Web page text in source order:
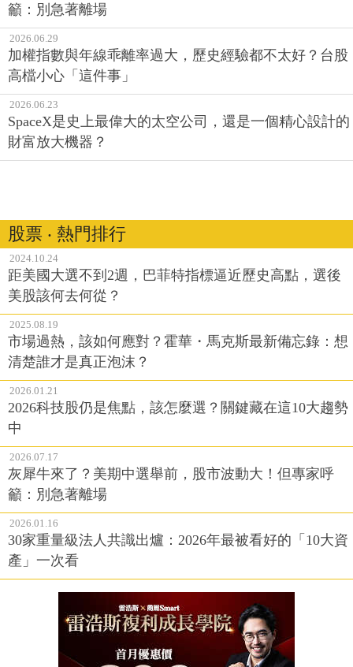
籲：別急著離場
2026.06.29
加權指數與年線乖離率過大，歷史經驗都不太好？台股
高檔小心「這件事」
2026.06.23
SpaceX是史上最偉大的太空公司，還是一個精心設計的
財富放大機器？
股票 ‧ 熱門排行
2024.10.24
距美國大選不到2週，巴菲特指標逼近歷史高點，選後
美股該何去何從？
2025.08.19
市場過熱，該如何應對？霍華・馬克斯最新備忘錄：想
清楚誰才是真正泡沫？
2026.01.21
2026科技股仍是焦點，該怎麼選？關鍵藏在這10大趨勢
中
2026.07.17
灰犀牛來了？美期中選舉前，股市波動大！但專家呼
籲：別急著離場
2026.01.16
30家重量級法人共識出爐：2026年最被看好的「10大資
產」一次看